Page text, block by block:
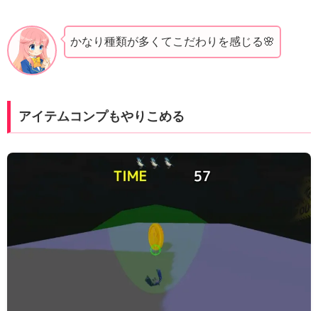
かなり種類が多くてこだわりを感じる🌸
アイテムコンプもやりこめる